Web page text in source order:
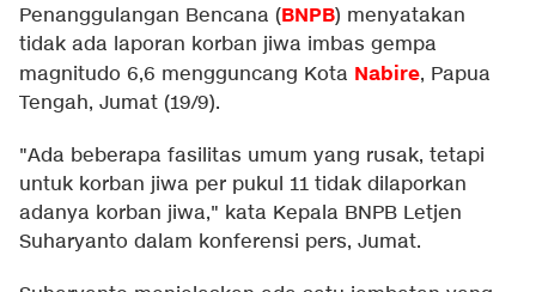
Penanggulangan Bencana (BNPB) menyatakan
tidak ada laporan korban jiwa imbas gempa
magnitudo 6,6 mengguncang Kota Nabire, Papua
Tengah, Jumat (19/9).
"Ada beberapa fasilitas umum yang rusak, tetapi
untuk korban jiwa per pukul 11 tidak dilaporkan
adanya korban jiwa," kata Kepala BNPB Letjen
Suharyanto dalam konferensi pers, Jumat.